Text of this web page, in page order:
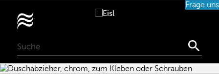
Frage uns
